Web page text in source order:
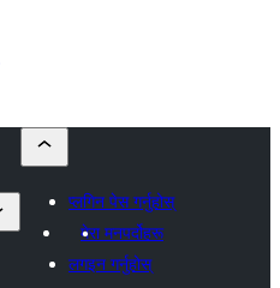
प्लगिन पेस गर्नुहोस्
मेरा मनपर्दोहरू
लगइन गर्नुहोस्